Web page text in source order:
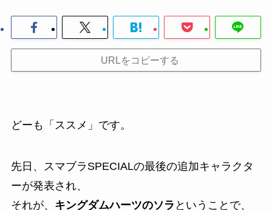
URLをコピーする
どーも「ススメ」です。
先日、スマブラSPECIALの最後の追加キャラクタ
ーが発表され、
それが、 キングダムハーツのソラ ということで、